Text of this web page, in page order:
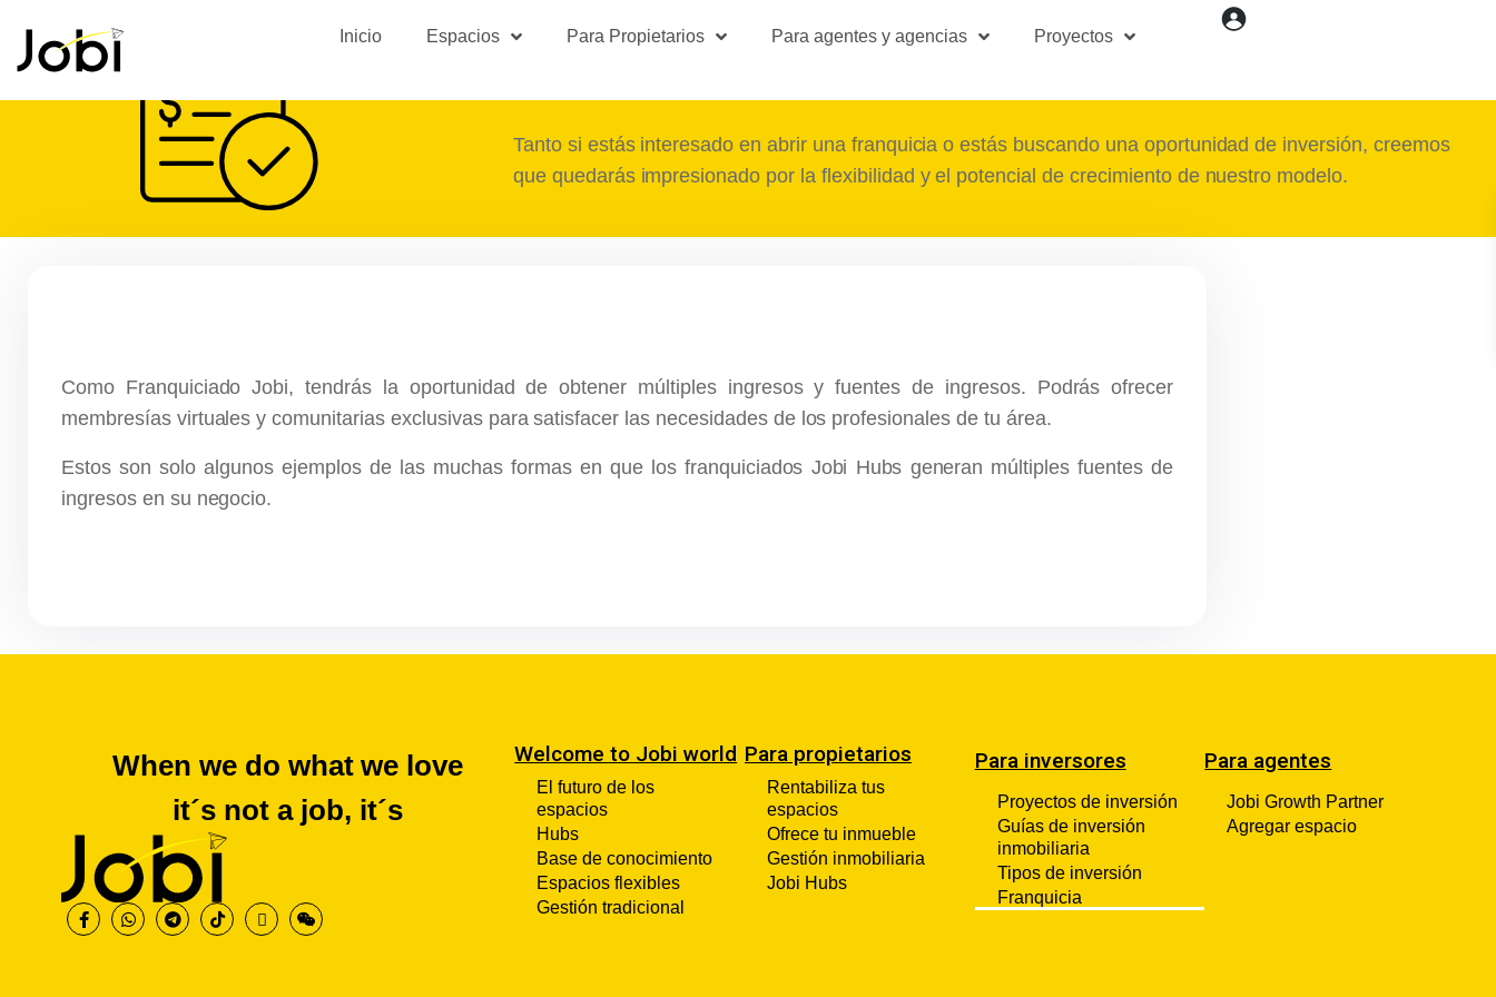
Inicio Espacios Para Propietarios Para agentes y agencias Proyectos
Modelo de franquicias o socio bajo
Tanto si estás interesado en abrir una franquicia o estás buscando una oportunidad de inversión, creemos
que quedarás impresionado por la flexibilidad y el potencial de crecimiento de nuestro modelo.
Como Franquiciado Jobi, tendrás la oportunidad de obtener múltiples ingresos y fuentes de ingresos. Podrás ofrecer
membresías virtuales y comunitarias exclusivas para satisfacer las necesidades de los profesionales de tu área.
Estos son solo algunos ejemplos de las muchas formas en que los franquiciados Jobi Hubs generan múltiples fuentes de
ingresos en su negocio.
When we do what we love
it´s not a job, it´s
Welcome to Jobi world
El futuro de los
espacios
Hubs
Base de conocimiento
Espacios flexibles
Gestión tradicional
Para propietarios
Rentabiliza tus
espacios
Ofrece tu inmueble
Gestión inmobiliaria
Jobi Hubs
Para inversores
Proyectos de inversión
Guías de inversión
inmobiliaria
Tipos de inversión
Franquicia
Para agentes
Jobi Growth Partner
Agregar espacio